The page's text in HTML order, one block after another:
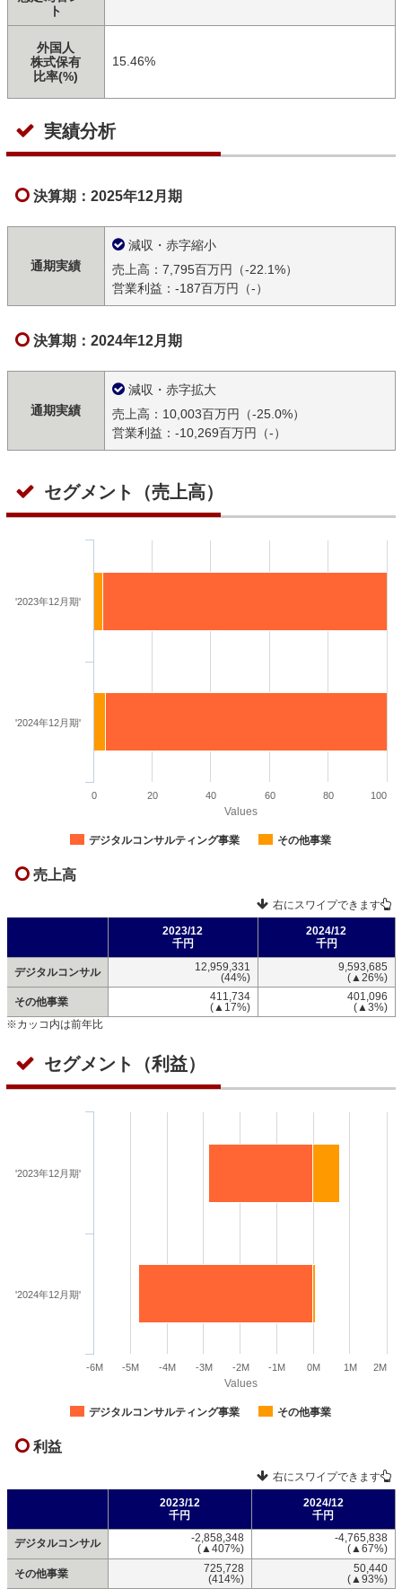
ト
外国人
株式保有
比率(%)
15.46%
実績分析
決算期：2025年12月期
通期実績
減収・赤字縮小
売上高：7,795百万円（-22.1%）
営業利益：-187百万円（-）
決算期：2024年12月期
通期実績
減収・赤字拡大
売上高：10,003百万円（-25.0%）
営業利益：-10,269百万円（-）
セグメント（売上高）
Values
デジタルコンサルティング事業 その他事業
'2023年12月期'
'2024年12月期'
0 20 40 60 80 100
売上高
右にスワイプできます
2023/12
千円
2024/12
千円
デジタルコンサル
12,959,331
(44%)
9,593,685
(▲26%)
その他事業
411,734
(▲17%)
401,096
(▲3%)
※カッコ内は前年比
セグメント（利益）
Values
デジタルコンサルティング事業 その他事業
'2023年12月期'
'2024年12月期'
-6M -5M -4M -3M -2M -1M 0M 1M 2M
利益
右にスワイプできます
2023/12
千円
2024/12
千円
デジタルコンサル
-2,858,348
(▲407%)
-4,765,838
(▲67%)
その他事業
725,728
(414%)
50,440
(▲93%)